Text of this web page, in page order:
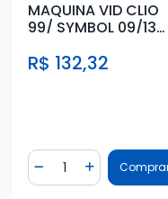
MAQUINA VID CLIO
99/ SYMBOL 09/13
S/MOTOR
R$ 132,32
Diminuir Quantidade
Quantidade
Adicionar